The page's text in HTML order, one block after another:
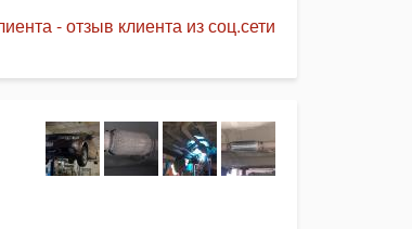
- отзыв клиента из соц.сети